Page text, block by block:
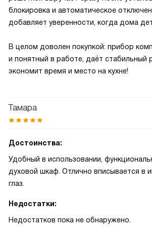
блокировка и автоматическое
добавляет уверенности, когда дома
В целом доволен покупкой: прибор
и понятный в работе, даёт стабильный
экономит время и место на кухне!
Тамара
Достоинства:
Удобный в использовании,
духовой шкаф. Отлично вписывается в
глаз.
Недостатки:
Недостатков пока не обнаружено.